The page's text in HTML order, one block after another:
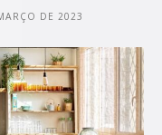
DE 2023